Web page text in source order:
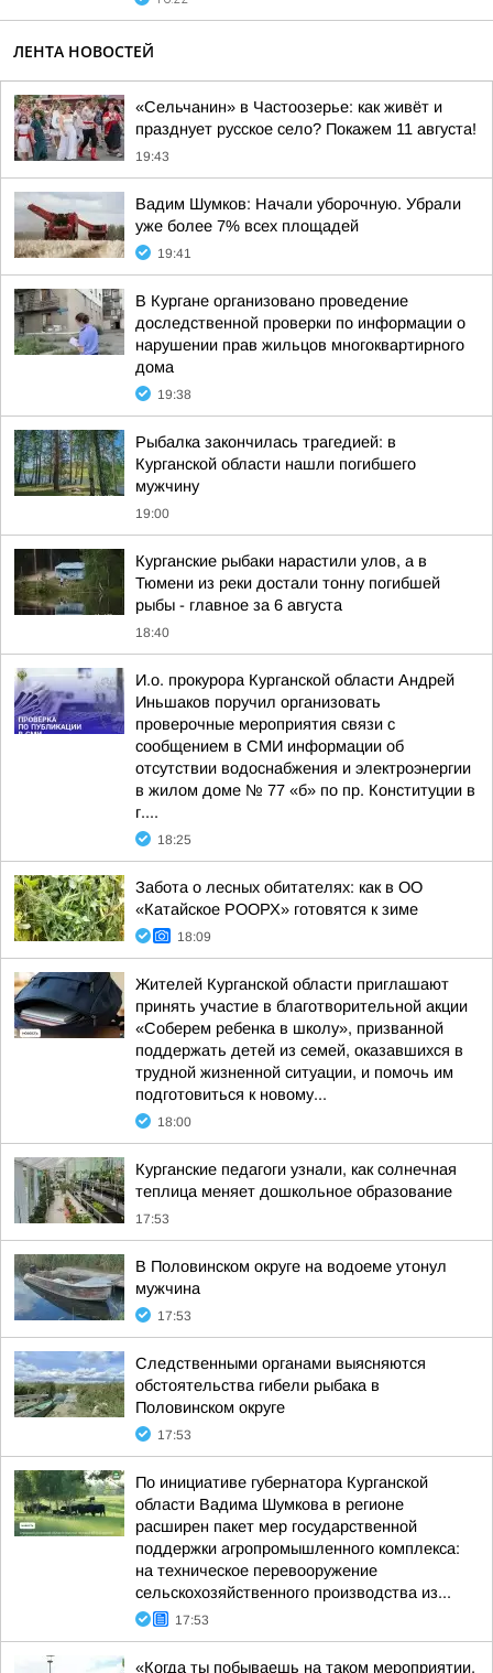
ЛЕНТА НОВОСТЕЙ
«Сельчанин» в Частоозерье: как живёт и
празднует русское село? Покажем 11 августа!
19:43
Вадим Шумков: Начали уборочную. Убрали
уже более 7% всех площадей
19:41
В Кургане организовано проведение
доследственной проверки по информации о
нарушении прав жильцов многоквартирного
дома
19:38
Рыбалка закончилась трагедией: в
Курганской области нашли погибшего
мужчину
19:00
Курганские рыбаки нарастили улов, а в
Тюмени из реки достали тонну погибшей
рыбы - главное за 6 августа
18:40
И.о. прокурора Курганской области Андрей
Иньшаков поручил организовать
проверочные мероприятия связи с
сообщением в СМИ информации об
отсутствии водоснабжения и электроэнергии
в жилом доме № 77 «б» по пр. Конституции в
г....
18:25
Забота о лесных обитателях: как в ОО
«Катайское РООРХ» готовятся к зиме
18:09
Жителей Курганской области приглашают
принять участие в благотворительной акции
«Соберем ребенка в школу», призванной
поддержать детей из семей, оказавшихся в
трудной жизненной ситуации, и помочь им
подготовиться к новому...
18:00
Курганские педагоги узнали, как солнечная
теплица меняет дошкольное образование
17:53
В Половинском округе на водоеме утонул
мужчина
17:53
Следственными органами выясняются
обстоятельства гибели рыбака в
Половинском округе
17:53
По инициативе губернатора Курганской
области Вадима Шумкова в регионе
расширен пакет мер государственной
поддержки агропромышленного комплекса:
на техническое перевооружение
сельскохозяйственного производства из...
17:53
«Когда ты побываешь на таком мероприятии,